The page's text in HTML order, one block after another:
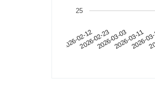
2026-02-12
2026-02-232026-03-032026-03-11
2026-
25